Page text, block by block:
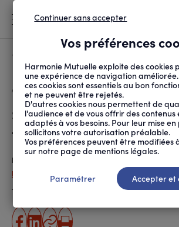
D'ARIANE
ACCUEIL SOCIÉTÉ INITIATIVES SOLIDAIRES SIDACTION : UNE
Sidaction : une chef
fourneaux contre le
Publié le
Isabelle Coston (ANPM-France Mutualité)
Temps de lecture estimé 4 minute(s)
Vos préférences
Harmonie Mutuelle exploite des cookies
une expérience de navigation
ces cookies sont essentiels au bon
et ne peuvent être rejetés.
D'autres cookies nous permettent de
l'audience et de vous offrir des contenus
adaptés à vos besoins. Pour leur mise
sollicitons votre autorisation préalable.
Vos préférences peuvent être modifiées
sur notre page de mentions légales.
Continuer sans accepter
Paramétrer Accepter et